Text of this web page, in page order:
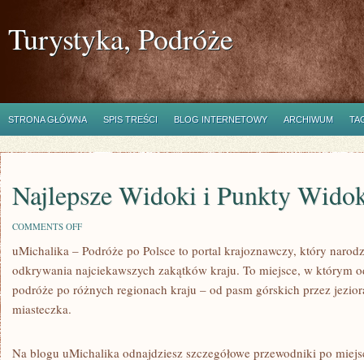
Turystyka, Podróże
STRONA GŁÓWNA SPIS TREŚCI BLOG INTERNETOWY ARCHIWUM
Najlepsze Widoki i Punkty
COMMENTS OFFON
WIDOKI
PUNKTY
WIDOKOWE
uMichalika – Podróże po Polsce to portal krajoznawczy, który
odkrywania najciekawszych zakątków kraju. To miejsce, w którym
podróże po różnych regionach kraju – od pasm górskich przez
miasteczka.
Na blogu uMichalika odnajdziesz szczegółowe przewodniki po